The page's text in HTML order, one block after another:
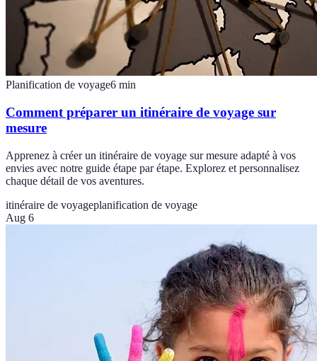
Planification de voyage6 min
Comment préparer un itinéraire de voyage sur
mesure
Apprenez à créer un itinéraire de voyage sur mesure adapté à vos
envies avec notre guide étape par étape. Explorez et personnalisez
chaque détail de vos aventures.
itinéraire de voyageplanification de voyage
Aug 6